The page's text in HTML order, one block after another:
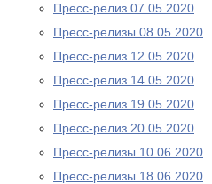
Пресс-релиз 07.05.2020
Пресс-релизы 08.05.2020
Пресс-релиз 12.05.2020
Пресс-релиз 14.05.2020
Пресс-релиз 19.05.2020
Пресс-релиз 20.05.2020
Пресс-релизы 10.06.2020
Пресс-релизы 18.06.2020